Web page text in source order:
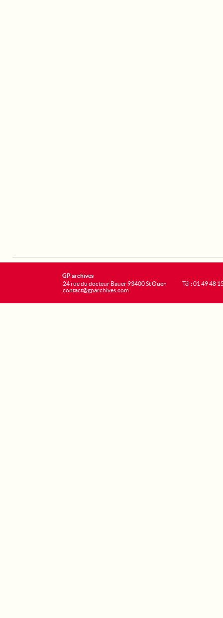
GP archives
24 rue du docteur Bauer 93400 St Ouen
contact@gparchives.com
Tél : 01 49 48